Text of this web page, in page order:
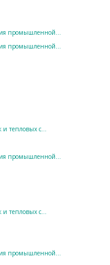
промышленной...
промышленной...
и тепловых с...
промышленной...
и тепловых с...
промышленной...